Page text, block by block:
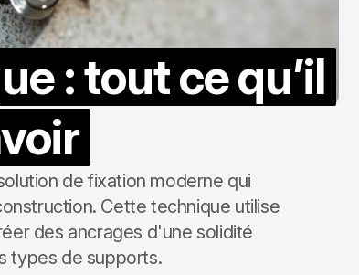
: tout ce qu’il
de fixation moderne qui
Cette technique utilise
des ancrages d'une solidité
types de supports.